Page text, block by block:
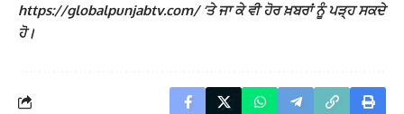
https://globalpunjabtv.com/ ‘ਤੇ ਜਾ ਕੇ ਵੀ ਹੋਰ ਖ਼ਬਰਾਂ ਨੂੰ ਪੜ੍ਹ ਸਕਦੇ
ਹੋ।